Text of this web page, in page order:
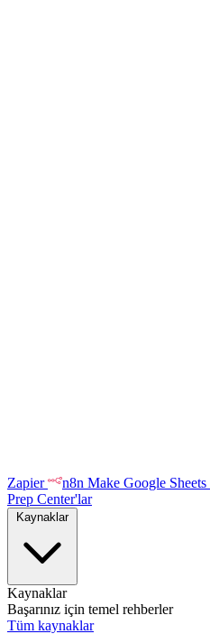
Zapier n8n Make Google Sheets
Prep Center'lar
Kaynaklar
Kaynaklar
Başarınız için temel rehberler
Tüm kaynaklar